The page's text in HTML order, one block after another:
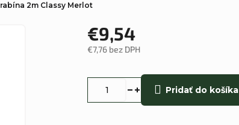
2m Classy Merlot
€9,54
€7,76 bez DPH
Pridať do košíka